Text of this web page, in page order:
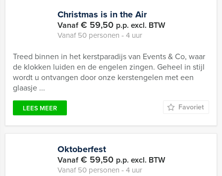
Christmas is in the Air
Vanaf€ 59,50 p.p. excl. BTW
Vanaf 50 personen ‐ 4 uur
Treed binnen in het kerstparadijs van Events & Co, waar
de klokken luiden en de engelen zingen. Geheel in stijl
wordt u ontvangen door onze kerstengelen met een
glaasje ...
LEES MEER Favoriet
Oktoberfest
Vanaf€ 59,50 p.p. excl. BTW
Vanaf 50 personen ‐ 4 uur